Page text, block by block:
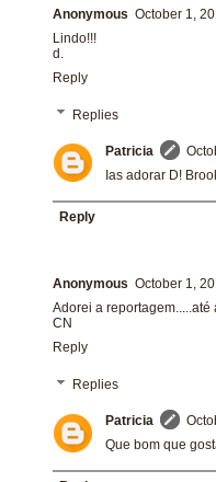
Anonymous October 1,
Lindo!!!
d.
Reply
Replies
Patricia
Ias adorar D!
Reply
Anonymous October 1,
Adorei a reportagem.....até
CN
Reply
Replies
Patricia
Que bom que